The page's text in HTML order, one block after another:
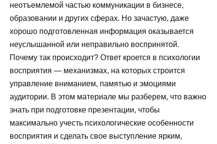
неотъемлемой частью коммуникации в бизнесе,
образовании и других сферах. Но зачастую, даже
хорошо подготовленная информация оказывается
неуслышанной или неправильно воспринятой.
Почему так происходит? Ответ кроется в психологии
восприятия — механизмах, на которых строится
управление вниманием, памятью и эмоциями
аудитории. В этом материале мы разберем, что важно
знать при подготовке презентации, чтобы
максимально учесть психологические особенности
восприятия и сделать свое выступление ярким,